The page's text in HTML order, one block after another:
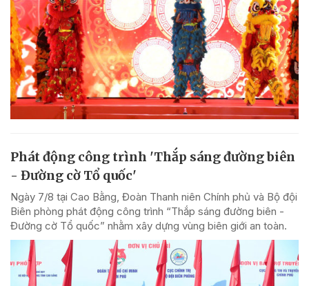
Phát động công trình 'Thắp sáng đường biên
- Đường cờ Tổ quốc'
Ngày 7/8 tại Cao Bằng, Đoàn Thanh niên Chính phủ và Bộ đội
Biên phòng phát động công trình “Thắp sáng đường biên -
Đường cờ Tổ quốc” nhằm xây dựng vùng biên giới an toàn.